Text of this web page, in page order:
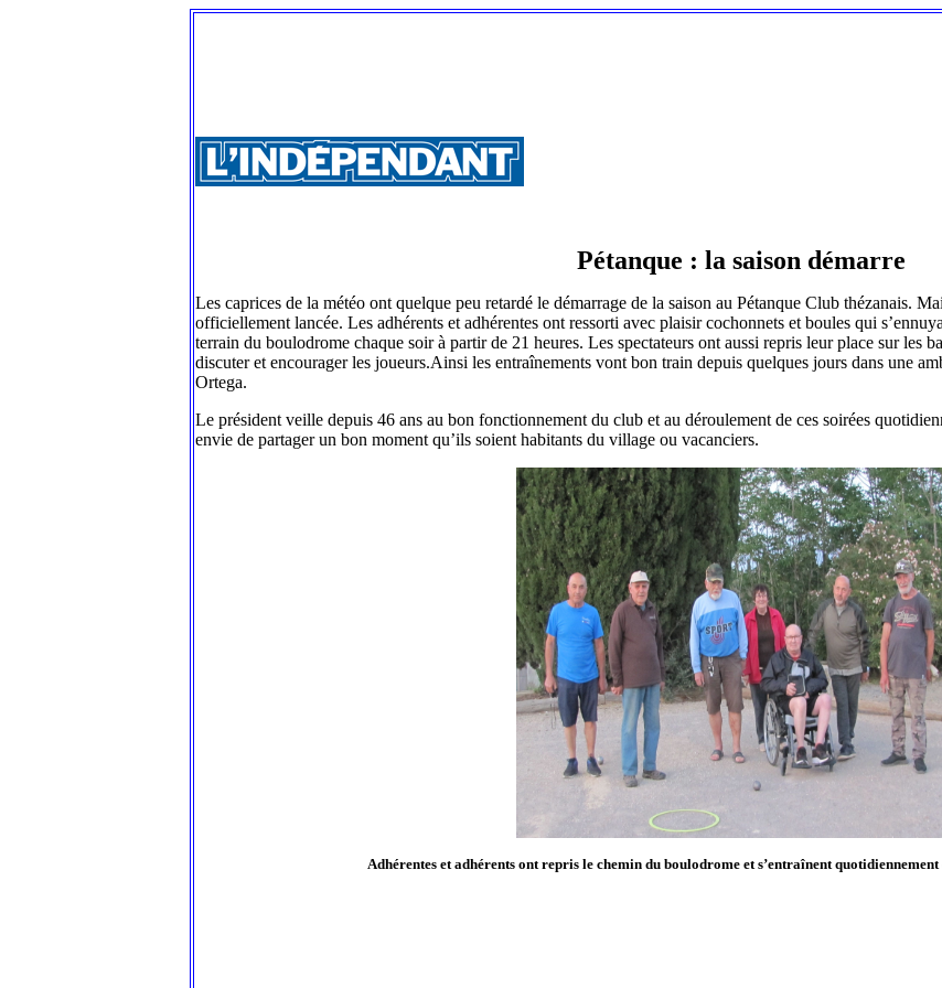
Pétanque : la saison démarre
Les caprices de la météo ont quelque peu retardé le démarrage de la saison au Pétanque Club thézanais.
officiellement lancée. Les adhérents et adhérentes ont ressorti avec plaisir cochonnets et boules qui
terrain du boulodrome chaque soir à partir de 21 heures. Les spectateurs ont aussi repris leur place sur les
discuter et encourager les joueurs.Ainsi les entraînements vont bon train depuis quelques jours dans une
Ortega.
Le président veille depuis 46 ans au bon fonctionnement du club et au déroulement de ces soirées
envie de partager un bon moment qu’ils soient habitants du village ou vacanciers.
Adhérentes et adhérents ont repris le chemin du boulodrome et s’entraînent